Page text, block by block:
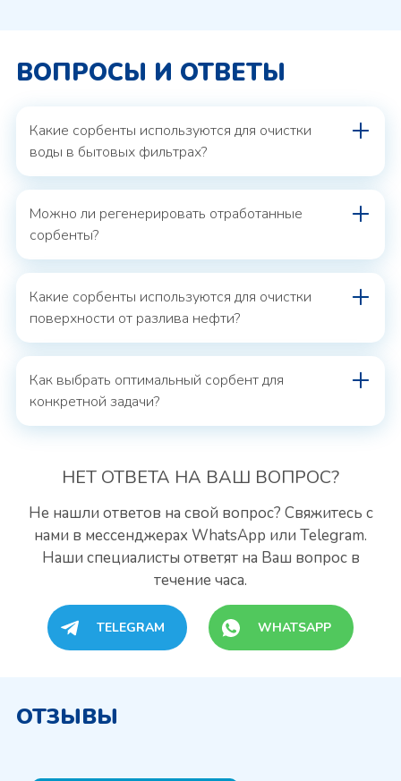
ВОПРОСЫ И ОТВЕТЫ
Какие сорбенты используются для очистки
воды в бытовых фильтрах?
Можно ли регенерировать отработанные
сорбенты?
Какие сорбенты используются для очистки
поверхности от разлива нефти?
Как выбрать оптимальный сорбент для
конкретной задачи?
НЕТ ОТВЕТА НА ВАШ ВОПРОС?
Не нашли ответов на свой вопрос? Свяжитесь с
нами в мессенджерах WhatsApp или Telegram.
Наши специалисты ответят на Ваш вопрос в
течение часа.
TELEGRAM WHATSAPP
ОТЗЫВЫ